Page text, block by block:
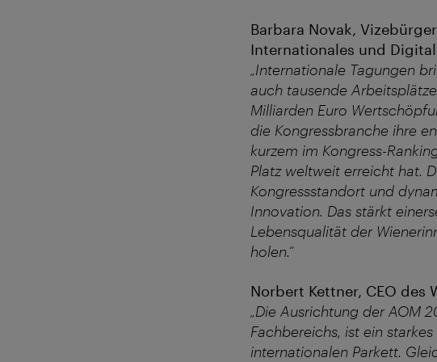
Barbara Novak,
Internationales und
„Internationale Tagungen
auch tausende
Milliarden Euro
die Kongressbranche ihre
kurzem im Kongress-
Platz weltweit erreicht hat.
Kongressstandort und
Innovation. Das stärkt
Lebensqualität der
holen.“
Norbert Kettner, CEO des
„Die Ausrichtung der AOM
Fachbereichs, ist ein
internationalen Parkett.